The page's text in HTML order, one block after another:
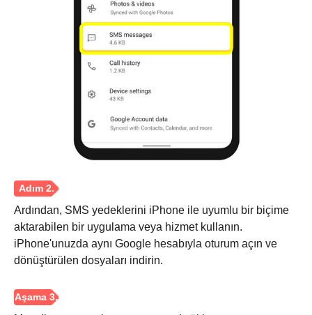
Ardından, SMS yedeklerini iPhone ile uyumlu bir biçime
aktarabilen bir uygulama veya hizmet kullanın.
iPhone'unuzda aynı Google hesabıyla oturum açın ve
dönüştürülen dosyaları indirin.